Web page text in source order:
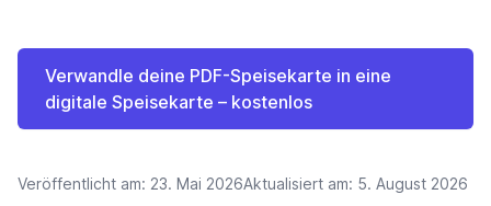
Verwandle deine PDF-Speisekarte in eine
digitale Speisekarte – kostenlos
Veröffentlicht am: 23. Mai 2026Aktualisiert am: 5. August 2026